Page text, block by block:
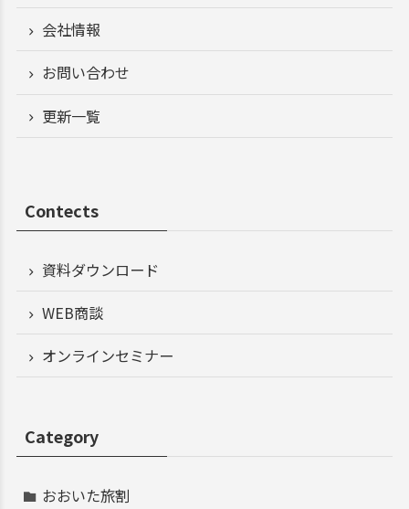
会社情報
お問い合わせ
更新一覧
Contects
資料ダウンロード
WEB商談
オンラインセミナー
Category
おおいた旅割